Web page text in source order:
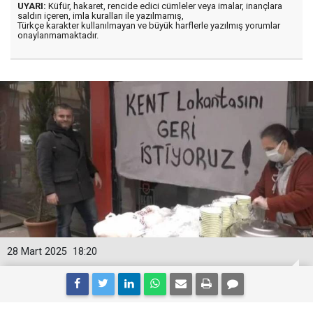
UYARI: Küfür, hakaret, rencide edici cümleler veya imalar, inançlara
saldırı içeren, imla kuralları ile yazılmamış,
Türkçe karakter kullanılmayan ve büyük harflerle yazılmış yorumlar
onaylanmamaktadır.
18:20
28 Mart 2025